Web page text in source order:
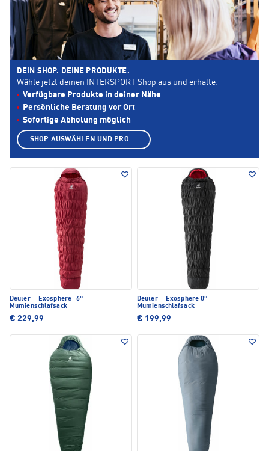
Deuter · Exosphere -6°
Mumienschlafsack
€ 229,99
Deuter · Exosphere 0°
Mumienschlafsack
€ 199,99
DEIN SHOP. DEINE PRODUKTE.
Wähle jetzt deinen INTERSPORT Shop aus und erhalte:
Verfügbare Produkte in deiner Nähe
Persönliche Beratung vor Ort
Sofortige Abholung möglich
SHOP AUSWÄHLEN UND PRODUKTE ANZEIGEN